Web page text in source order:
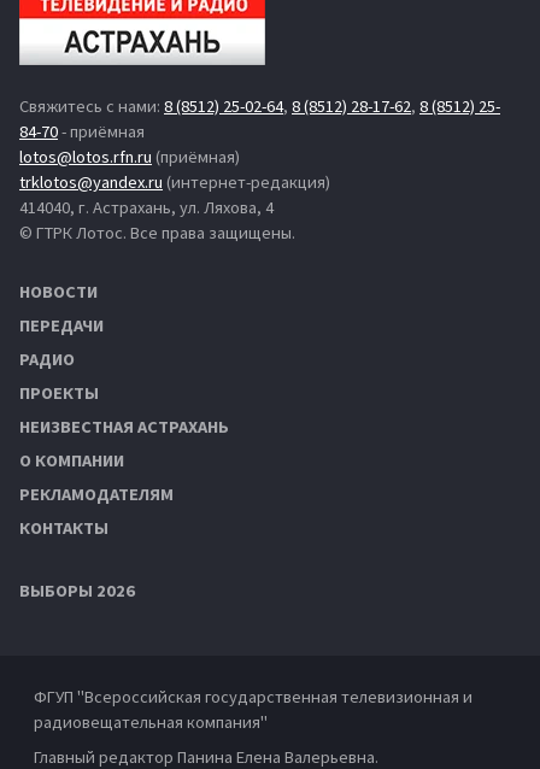
Свяжитесь с нами: 8 (8512) 25-02-64, 8 (8512) 28-17-62, 8 (8512) 25-
84-70- приёмная
lotos@lotos.rfn.ru (приёмная)
trklotos@yandex.ru (интернет-редакция)
414040, г. Астрахань, ул. Ляхова, 4
© ГТРК Лотос. Все права защищены.
НОВОСТИ
ПЕРЕДАЧИ
РАДИО
ПРОЕКТЫ
НЕИЗВЕСТНАЯ АСТРАХАНЬ
О КОМПАНИИ
РЕКЛАМОДАТЕЛЯМ
КОНТАКТЫ
ВЫБОРЫ 2026
ФГУП "Всероссийская государственная телевизионная и
радиовещательная компания"
Главный редактор Панина Елена Валерьевна.